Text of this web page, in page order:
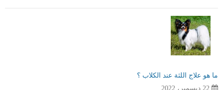
ما هو علاج اللثة عند الكلاب ؟
22 ديسمبر، 2022